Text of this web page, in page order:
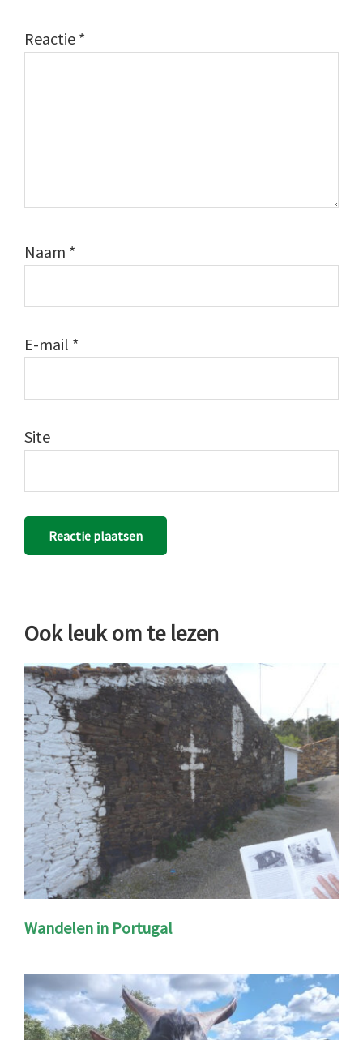
Reactie *
Naam *
E-mail *
Site
Ook leuk om te lezen
Wandelen in Portugal